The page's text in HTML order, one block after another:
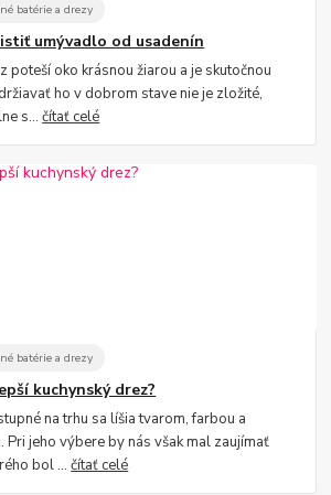
batérie a drezy
umývadlo od usadenín
poteší oko krásnou žiarou a je skutočnou
ho v dobrom stave nie je zložité,
s...čítať celé
batérie a drezy
kuchynský drez?
na trhu sa líšia tvarom, farbou a
Pri jeho výbere by nás však mal zaujímať
bol ...čítať celé